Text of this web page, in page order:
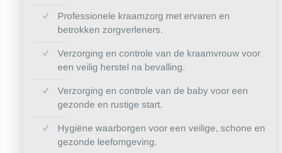
Professionele kraamzorg met ervaren en
betrokken zorgverleners.
Verzorging en controle van de kraamvrouw voor
een veilig herstel na bevalling.
Verzorging en controle van de baby voor een
gezonde en rustige start.
Hygiëne waarborgen voor een veilige, schone en
gezonde leefomgeving.